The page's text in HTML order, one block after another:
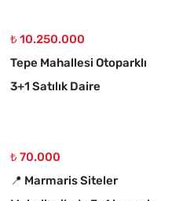
₺ 10.250.000
Tepe Mahallesi Otoparklı
3+1 Satılık Daire
₺ 70.000
📍 Marmaris Siteler